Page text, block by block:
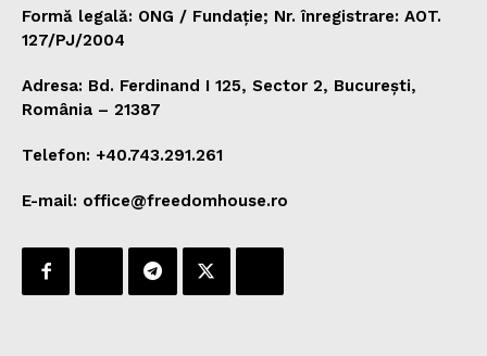
Formă legală: ONG / Fundație; Nr. înregistrare: AOT.
127/PJ/2004
Adresa: Bd. Ferdinand I 125, Sector 2, București,
România – 21387
Telefon: +40.743.291.261
E-mail: office@freedomhouse.ro